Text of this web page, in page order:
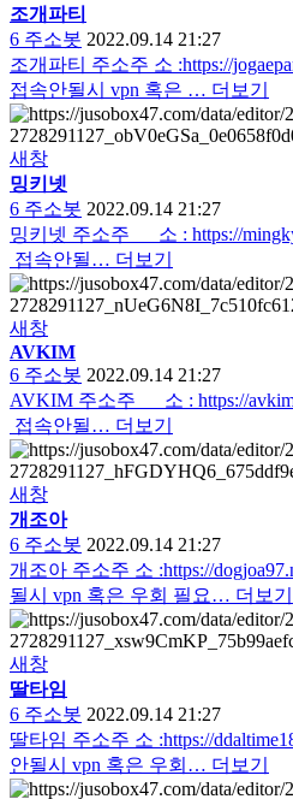
조개파티
6 주소봇 2022.09.14 21:27
조개파티 주소주 소 :https://
접속안될시 vpn 혹은 … 더보기
새창
밍키넷
6 주소봇 2022.09.14 21:27
밍키넷 주소주 소 : https://
접속안될… 더보기
새창
AVKIM
6 주소봇 2022.09.14 21:27
AVKIM 주소주 소 : https://
접속안될… 더보기
새창
개조아
6 주소봇 2022.09.14 21:27
개조아 주소주 소 :https://
될시 vpn 혹은 우회 필요… 더보기
새창
딸타임
6 주소봇 2022.09.14 21:27
딸타임 주소주 소 :https://
안될시 vpn 혹은 우회… 더보기